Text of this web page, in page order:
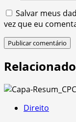
Salvar meus
vez que eu
Direito